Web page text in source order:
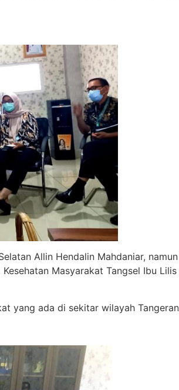
Allin Hendalin Mahdaniar,
Masyarakat Tangsel Ibu
yang ada di sekitar wilayah